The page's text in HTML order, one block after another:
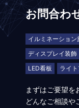
お問合わ
イルミネーション
ディスプレイ装飾
LED看板
ライ
まずはご要望を
どんなご相談や